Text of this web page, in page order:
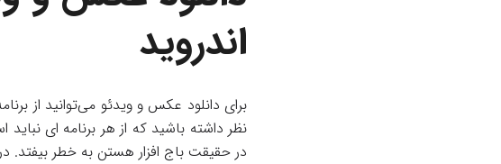
اندروید
برای دانلود عکس و ویدئو می‌توانید از
نظر داشته باشید که از هر برنامه ای
در حقیقت باج افزار هستن به خطر بیفتد. در